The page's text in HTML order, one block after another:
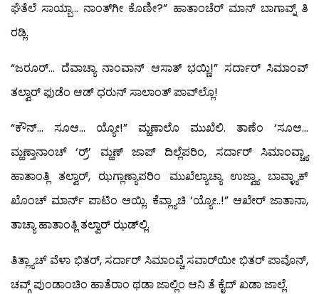
ಘೆತೆಲೆ ಸಾಯ್ಬಾ… ನಾಂತ್‍ಗೀ ಕೊಣೀ?” ಹಾತಾಂಚೆರ್ ಮಾನ್ ಬಾಗಾವ್ನ್ ತಿ
ರಡ್ಲಿ.
“ಜರೂರ್… ದೆವಾಚ್ಯಾ ನಾಂವಾನ್ ಆಸಾತ್ ಭಯ್ಣಿ!” ಸರ್ದಾರ್ ಸಿಮಾಂವ್
ತಲ್ವಾರ್ ಫುಡೆಂ ಆಡ್ ಧರುನ್ ಸಾಲಾಂತ್ ಪಾವ್‍ಲ್ಲೊ!
“ಕೌನ್… ಸೂಆ… ಯ್ಯೋ!” ಮ್ಹಣಾಲೊ ಮುಖೆಲಿ. ತಾಣೆಂ ‘ಸೂಆ…
ಮ್ಹಣ್ತಾನಾಂಚ್ ‘ರ್‍ರ್’ ಮ್ಹಣ್ ಜಾಪ್ ದಿಲ್ಲೆಪರಿಂ, ಸರ್ದಾರ್ ಸಿಮಾಂವ್ಚ್ಯಾ
ಹಾತಾಂತ್ಲಿ ತಲ್ವಾರ್, ಝಗ್ಲಾಣ್ಯಾಪರಿಂ ಮುಖೆಲ್ಯಾಚ್ಯಾ ಉಜ್ವ್ಯಾ ಬಾವ್ಳ್ಯಾಕ್
ಖೊಂಚ್ ಮಾರ್ನ್ ಪಾಟಿಂ ಆಯ್ಲಿ. ಕೆವ್ಲ್ಯಾಚಿ ‘ಯ್ಯೋ..!” ಆಖೇರ್ ಜಾತಾನಾ,
ತಾಚ್ಯಾ ಹಾತಾಂತ್ಲಿ ತಲ್ವಾರ್ ಝಡ್‍ಲ್ಲಿ.
ತಿತ್ಲ್ಯಾಚ್ ವೆಳಾ ಭಿತರ್, ಸರ್ದಾರ್ ಸಿಮಾಂವ್ಚೆ ಸವಾರ್‌ಯೀ ಭಿತರ್ ಪಾವೊನ್,
ಚವ್ಗ್ ಪುಂಡಾಂಚಿಂ ಹಾತೆರಾಂ ಥಡಾ ಜಾಲ್ಲಿಂ ಆನಿ ತೆ ಕೈದ್ ಖಡಾ ಜಾಲ್ಲೆ.